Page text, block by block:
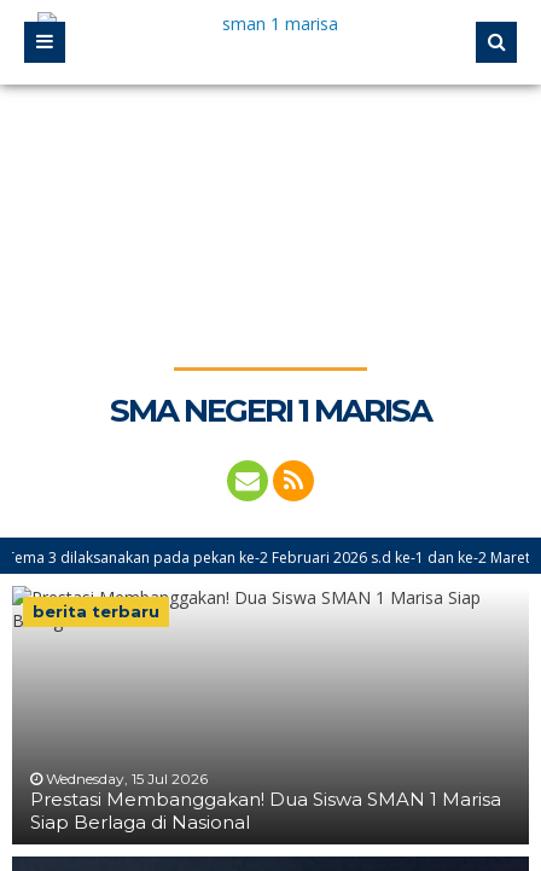
SMA NEGERI 1 MARISA
pada pekan ke-2 Februari 2026 s.d ke-1 dan ke-2 Maret 2026
berita terbaru
Wednesday, 15 Jul 2026
Prestasi Membanggakan! Dua Siswa SMAN 1 Marisa
Siap Berlaga di Nasional